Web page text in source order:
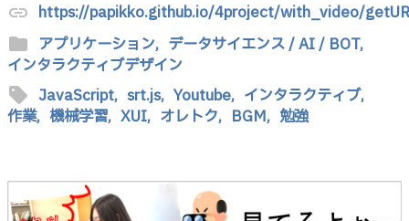
link https://papikko.github.io/4project/with_video/
folder アプリケーション, データサイエンス / AI / BOT,
インタラクティブデザイン
sell JavaScript, srt.js, Youtube, インタラクティブ,
作業, 機械学習, XUI, オレトク, BGM, 勉強